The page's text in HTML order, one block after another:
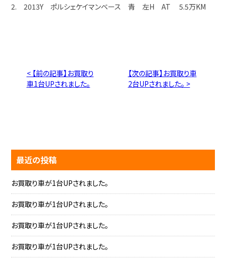
2. 2013Y ポルシェケイマンベース 青 左H AT 5.5万KM
< 【前の記事】お買取り
車1台UPされました。
【次の記事】お買取り車
2台UPされました。 >
最近の投稿
お買取り車が1台UPされました。
お買取り車が1台UPされました。
お買取り車が1台UPされました。
お買取り車が1台UPされました。